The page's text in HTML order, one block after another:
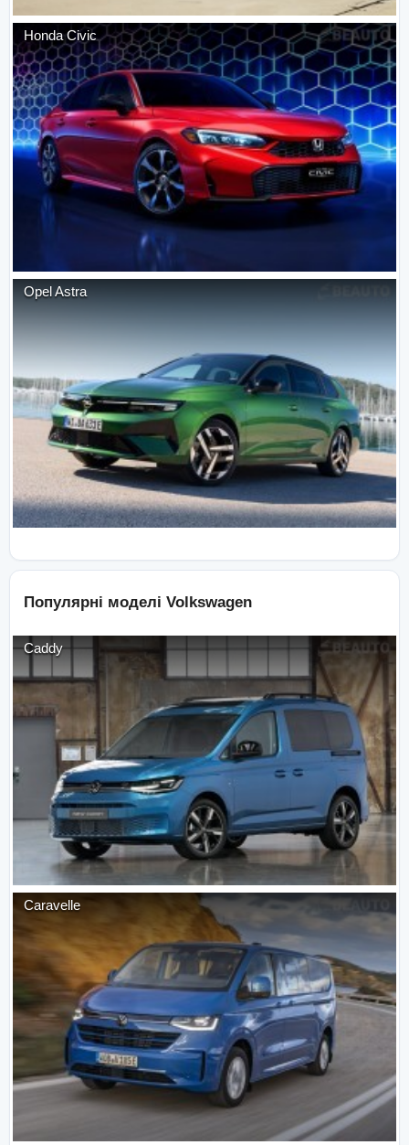
Honda Civic
OpelAstra
Популярні моделі Volkswagen
Caddy
Caravelle